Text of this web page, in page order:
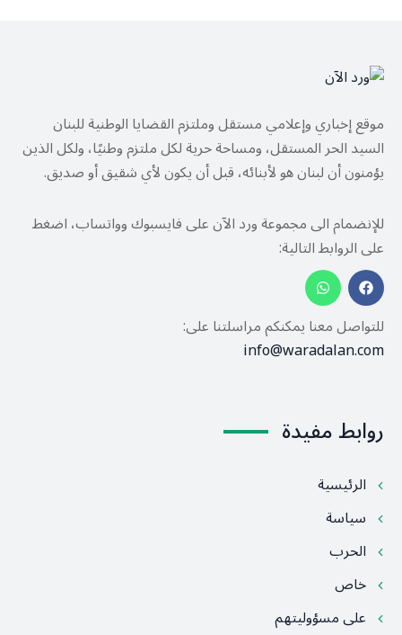
موقع إخباري وإعلامي مستقل وملتزم القضايا الوطنية للبنان
السيد الحر المستقل، ومساحة حرية لكل ملتزم وطنيًا، ولكل الذين
يؤمنون أن لبنان هو لأبنائه، قبل أن يكون لأي شقيق أو صديق.
للإنضمام الى مجموعة ورد الآن على فايسبوك وواتساب، اضغط
على الروابط التالية:
للتواصل معنا يمكنكم مراسلتنا على:
info@waradalan.com
روابط مفيدة
الرئيسية
سياسة
الحرب
خاص
على مسؤوليتهم